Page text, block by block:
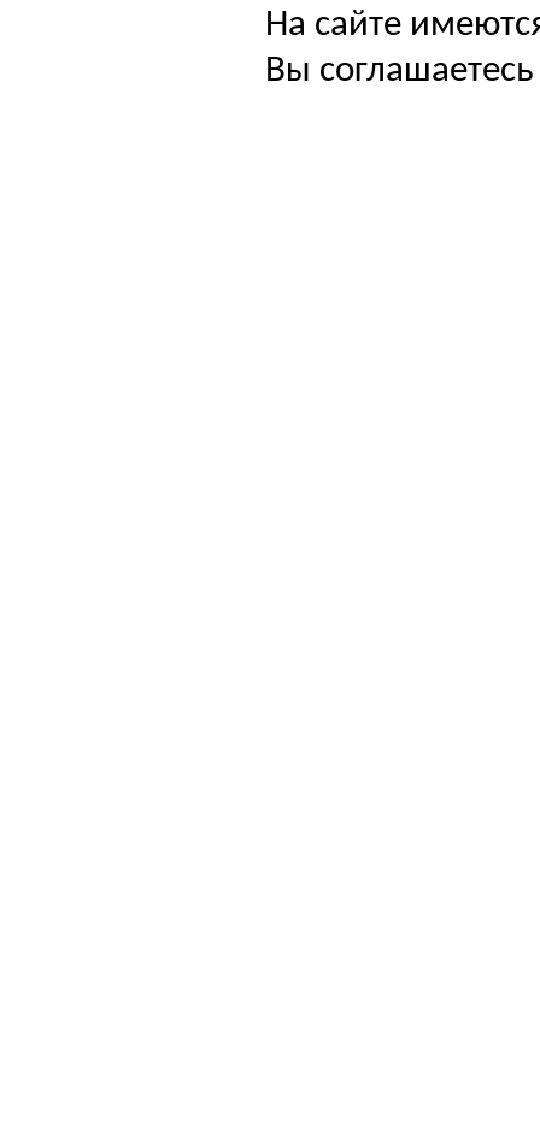
На сайте
Вы